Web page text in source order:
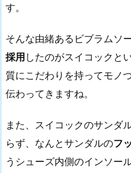
す。
そんな由緒あるビブラムソ
採用したのがスイコックと
質にこだわりを持ってモノ
伝わってきますね。
また、スイコックのサンダ
らず、なんとサンダルのフ
うシューズ内側のインソー